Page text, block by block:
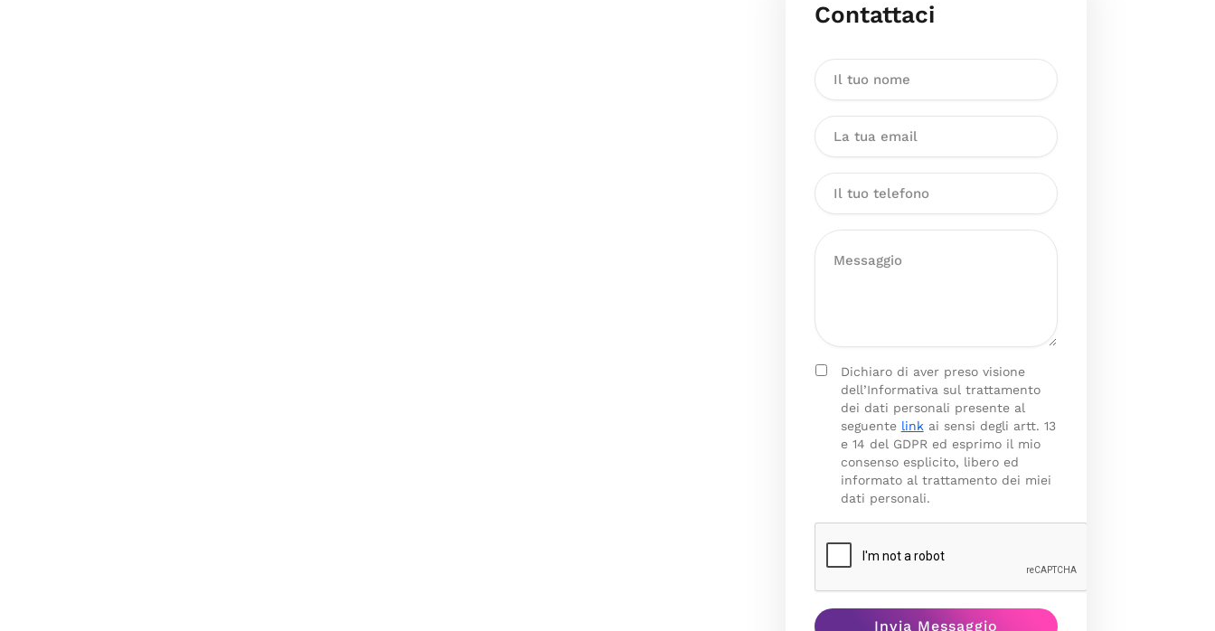
Contattaci
Dichiaro di aver preso visione
dell’Informativa sul trattamento
dei dati personali presente al
seguente linkai sensi degli artt. 13
e 14 del GDPR ed esprimo il mio
consenso esplicito, libero ed
informato al trattamento dei miei
dati personali.